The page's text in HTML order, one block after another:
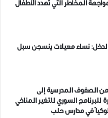
المخاطر التي تهدد الأطفال
نساء معيلات ينسجن سبل
من الصفوف المدرسية إلى
للبرنامج السوري للتغير المناخي
في مدارس حلب